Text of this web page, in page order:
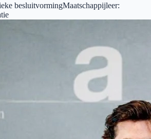
besluitvormingMaatschappijleer: